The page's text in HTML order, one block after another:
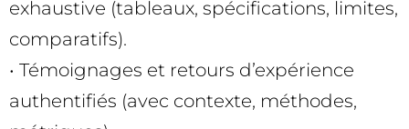
exhaustive (tableaux, spécifications, limites,
comparatifs).
• Témoignages et retours d’expérience
authentifiés (avec contexte, méthodes,